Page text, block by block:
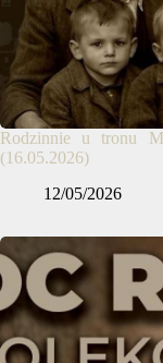
Rodzinnie u tronu
(16.05.2026)
12/05/2026